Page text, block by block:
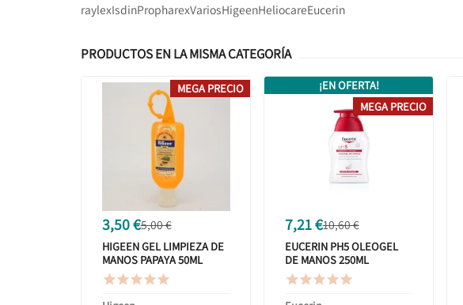
raylexIsdinPropharexVariosHigeenHeliocareEucerin
PRODUCTOS EN LA MISMA CATEGORÍA
3,50 €5,00 €
HIGEEN GEL LIMPIEZA DE
MANOS PAPAYA 50ML

MEGA PRECIO
7,21 €10,60 €
EUCERIN PH5 OLEOGEL
DE MANOS 250ML

¡EN OFERTA!
MEGA PRECIO